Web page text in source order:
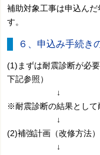
補助対象工事は申込ん
す。
６、申込み手続き
(1)まずは耐震診断が必
下記参照）
↓
※耐震診断の結果として
↓
(2)補強計画（改修方法
↓